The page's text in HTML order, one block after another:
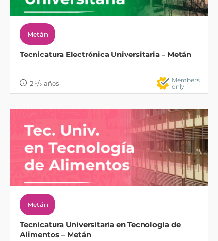
Metán
Tecnicatura Electrónica Universitaria – Metán
2 ¹/₂ años
Members
only
Metán
Tecnicatura Universitaria en Tecnología de
Alimentos – Metán